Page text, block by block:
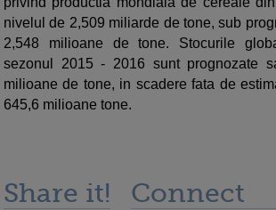
nivelul de 2,509 miliarde de tone, sub
2,548 milioane de tone. Stocurile
sezonul 2015 - 2016 sunt prognozate
milioane de tone, in scadere fata de
645,6 milioane tone.
Share it! Connect